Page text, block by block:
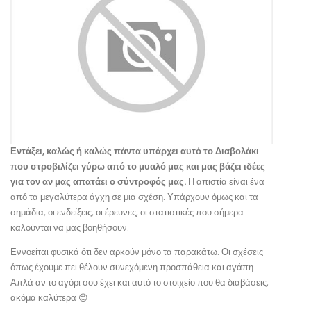
ΚΑΛΛΙΕΡΓΕΙΕΣ
Εντάξει, καλώς ή καλώς πάντα υπάρχει αυτό το Διαβολάκι
που στροβιλίζει γύρω από το μυαλό μας και μας βάζει ιδέες
για τον αν μας απατάει ο σύντροφός μας. Η απιστία είναι ένα
από τα μεγαλύτερα άγχη σε μια σχέση. Υπάρχουν όμως και τα
σημάδια, οι ενδείξεις, οι έρευνες, οι στατιστικές που σήμερα
καλούνται να μας βοηθήσουν.
Εννοείται φυσικά ότι δεν αρκούν μόνο τα παρακάτω. Οι σχέσεις
όπως έχουμε πει θέλουν συνεχόμενη προσπάθεια και αγάπη.
Απλά αν το αγόρι σου έχει και αυτό το στοιχείο που θα διαβάσεις,
ακόμα καλύτερα 😉